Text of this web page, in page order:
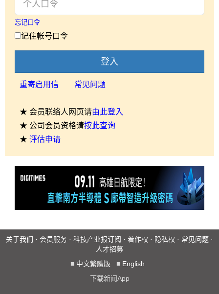
忘记口令
记住帐号口令
登入
重寄启用信 常见问题
★ 会员联络人网页请由此登入
★ 公司会员资格请按此查询
★ 评估申请
关于我们 · 会员服务 · 科技产业报订阅 · 着作权 · 隐私权 · 常见问题 ·
人才招募
■ 中文繁體版 ■ English
下载新闻App